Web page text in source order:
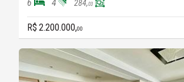
6 4 284,03
R$ 2.200.000,00